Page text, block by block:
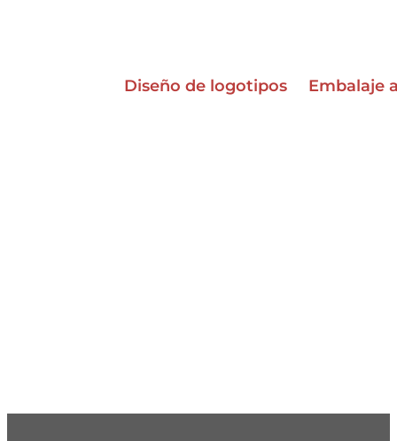
Diseño de logotipos Embalaje